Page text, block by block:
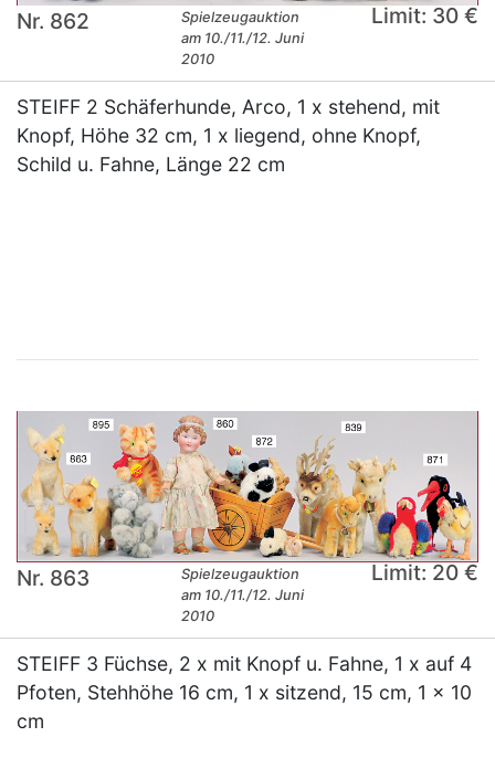
Nr. 862
Spielzeugauktion
am 10./11./12. Juni
2010
Limit: 30 €
STEIFF 2 Schäferhunde, Arco, 1 x stehend, mit
Knopf, Höhe 32 cm, 1 x liegend, ohne Knopf,
Schild u. Fahne, Länge 22 cm
Nr. 863
Spielzeugauktion
am 10./11./12. Juni
2010
Limit: 20 €
STEIFF 3 Füchse, 2 x mit Knopf u. Fahne, 1 x auf 4
Pfoten, Stehhöhe 16 cm, 1 x sitzend, 15 cm, 1 x 10
cm